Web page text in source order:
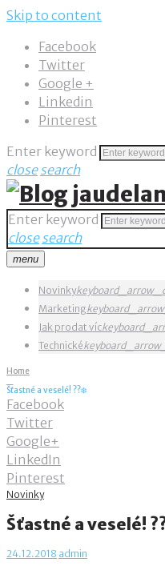
Skip to content
Facebook
Twitter
Google +
Linkedin
Pinterest
Enter keyword
close search
Enter keyword
close search
menu
Novinky
Marketing
Jak prodat víc
Technické
Home
Šťastné a veselé! ??❄️
Facebook
Twitter
Google+
LinkedIn
Pinterest
Novinky
Šťastné a veselé!
24.12.2018 admin